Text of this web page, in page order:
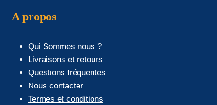
A propos
Qui Sommes nous ?
Livraisons et retours
Questions fréquentes
Nous contacter
Termes et conditions